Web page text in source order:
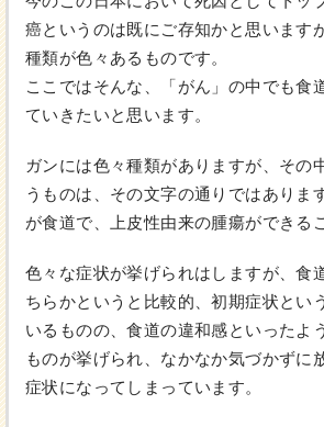
癌というのは既にご存知かと思います
種類が色々あるものです。
ここではそんな、「がん」の中でも食
ていきたいと思います。
ガンには色々種類がありますが、その
うものは、その文字の通りではありま
が食道で、上皮性由来の腫瘍ができる
色々な症状が挙げられはしますが、食
ちらかというと比較的、初期症状とい
いるものの、食道の違和感といったよ
ものが挙げられ、なかなか気づかずに
症状になってしまっています。